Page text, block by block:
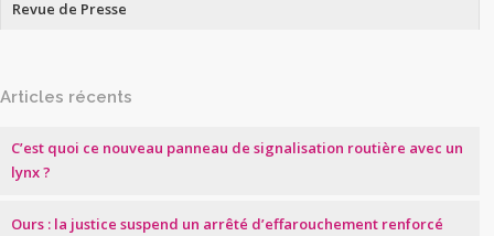
Revue de Presse
Articles récents
C’est quoi ce nouveau panneau de signalisation routière avec un
lynx ?
Ours : la justice suspend un arrêté d’effarouchement renforcé